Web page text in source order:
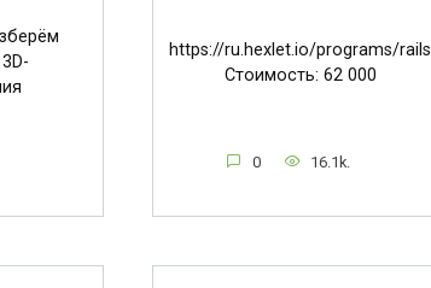
https://ru.hexlet.io/programs/rails
Стоимость: 62 000
0 16.1k.